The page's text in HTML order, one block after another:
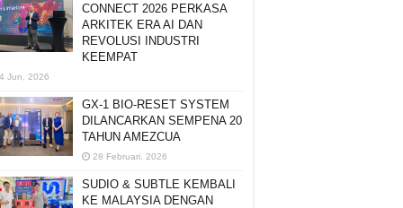
CONNECT 2026 PERKASA
ARKITEK ERA AI DAN
REVOLUSI INDUSTRI
KEEMPAT
Jun, 2026
GX-1 BIO-RESET SYSTEM
DILANCARKAN SEMPENA 20
TAHUN AMEZCUA
28 Februari, 2026
SUDIO & SUBTLE KEMBALI
KE MALAYSIA DENGAN